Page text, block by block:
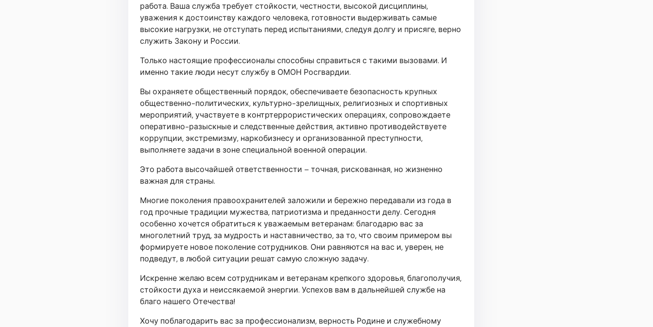
работа. Ваша служба требует стойкости, честности, высокой дисциплины,
уважения к достоинству каждого человека, готовности выдерживать самые
высокие нагрузки, не отступать перед испытаниями, следуя долгу и присяге, верно
служить Закону и России.
Только настоящие профессионалы способны справиться с такими вызовами. И
именно такие люди несут службу в ОМОН Росгвардии.
Вы охраняете общественный порядок, обеспечиваете безопасность крупных
общественно-политических, культурно-зрелищных, религиозных и спортивных
мероприятий, участвуете в контртеррористических операциях, сопровождаете
оперативно-разыскные и следственные действия, активно противодействуете
коррупции, экстремизму, наркобизнесу и организованной преступности,
выполняете задачи в зоне специальной военной операции.
Это работа высочайшей ответственности – точная, рискованная, но жизненно
важная для страны.
Многие поколения правоохранителей заложили и бережно передавали из года в
год прочные традиции мужества, патриотизма и преданности делу. Сегодня
особенно хочется обратиться к уважаемым ветеранам: благодарю вас за
многолетний труд, за мудрость и наставничество, за то, что своим примером вы
формируете новое поколение сотрудников. Они равняются на вас и, уверен, не
подведут, в любой ситуации решат самую сложную задачу.
Искренне желаю всем сотрудникам и ветеранам крепкого здоровья, благополучия,
стойкости духа и неиссякаемой энергии. Успехов вам в дальнейшей службе на
благо нашего Отечества!
Хочу поблагодарить вас за профессионализм, верность Родине и служебному